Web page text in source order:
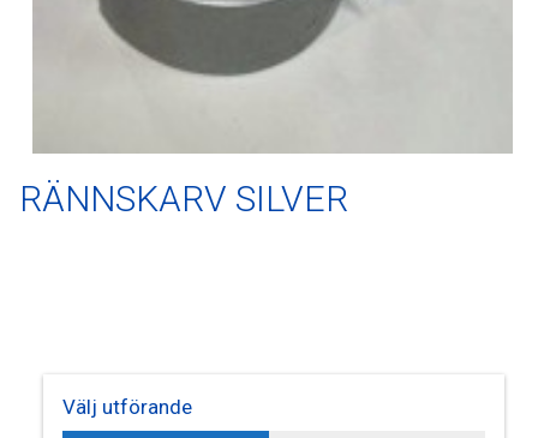
RÄNNSKARV SILVER
Välj utförande